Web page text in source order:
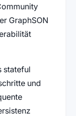
GraphSON
stateful
und